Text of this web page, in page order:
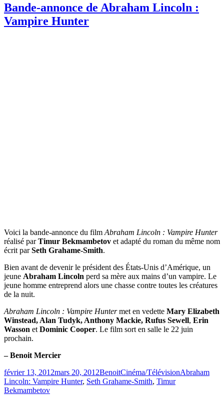
Bande-annonce de Abraham Lincoln :
Vampire Hunter
Voici la bande-annonce du film Abraham Lincoln : Vampire Hunter
réalisé parTimur Bekmambetov et adapté du roman du même nom
écrit parSeth Grahame-Smith.
Bien avant de devenir le président des États-Unis d’Amérique, un
jeune Abraham Lincoln perd sa mère aux mains d’un vampire. Le
jeune homme entreprend alors une chasse contre toutes les créatures
de la nuit.
Abraham Lincoln : Vampire Huntermet en vedette Mary Elizabeth
Winstead, Alan Tudyk, Anthony Mackie, Rufus Sewell, Erin
Wasson et Dominic Cooper. Le film sort en salle le 22 juin
prochain.
– Benoit Mercier
Publié
le
février 13, 2012mars 20, 2012BenoitCatégories
Cinéma/TélévisionÉtiquettes
Abraham
Lincoln: Vampire Hunter, Seth Grahame-Smith, Timur
Bekmambetov